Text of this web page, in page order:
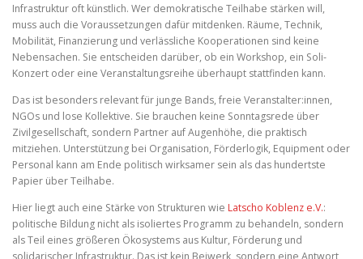
Infrastruktur oft künstlich. Wer demokratische Teilhabe stärken will,
muss auch die Voraussetzungen dafür mitdenken. Räume, Technik,
Mobilität, Finanzierung und verlässliche Kooperationen sind keine
Nebensachen. Sie entscheiden darüber, ob ein Workshop, ein Soli-
Konzert oder eine Veranstaltungsreihe überhaupt stattfinden kann.
Das ist besonders relevant für junge Bands, freie Veranstalter:innen,
NGOs und lose Kollektive. Sie brauchen keine Sonntagsrede über
Zivilgesellschaft, sondern Partner auf Augenhöhe, die praktisch
mitziehen. Unterstützung bei Organisation, Förderlogik, Equipment oder
Personal kann am Ende politisch wirksamer sein als das hundertste
Papier über Teilhabe.
Hier liegt auch eine Stärke von Strukturen wie Latscho Koblenz e.V.:
politische Bildung nicht als isoliertes Programm zu behandeln, sondern
als Teil eines größeren Ökosystems aus Kultur, Förderung und